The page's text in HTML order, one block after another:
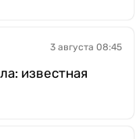
3 августа 08:45
известная